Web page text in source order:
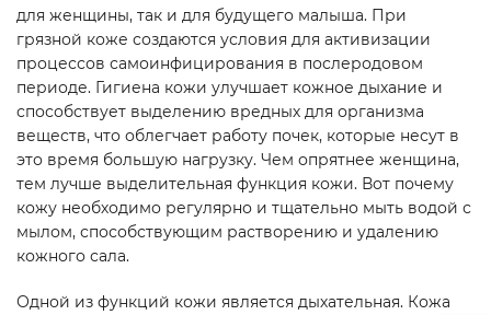
для женщины, так и для будущего малыша. При
грязной коже создаются условия для активизации
процессов самоинфицирования в послеродовом
периоде. Гигиена кожи улучшает кожное дыхание и
способствует выделению вредных для организма
веществ, что облегчает работу почек, которые несут в
это время большую нагрузку. Чем опрятнее женщина,
тем лучше выделительная функция кожи. Вот почему
кожу необходимо регулярно и тщательно мыть водой с
мылом, способствующим растворению и удалению
кожного сала.
Одной из функций кожи является дыхательная. Кожа